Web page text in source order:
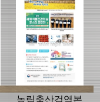
농림축산검역본